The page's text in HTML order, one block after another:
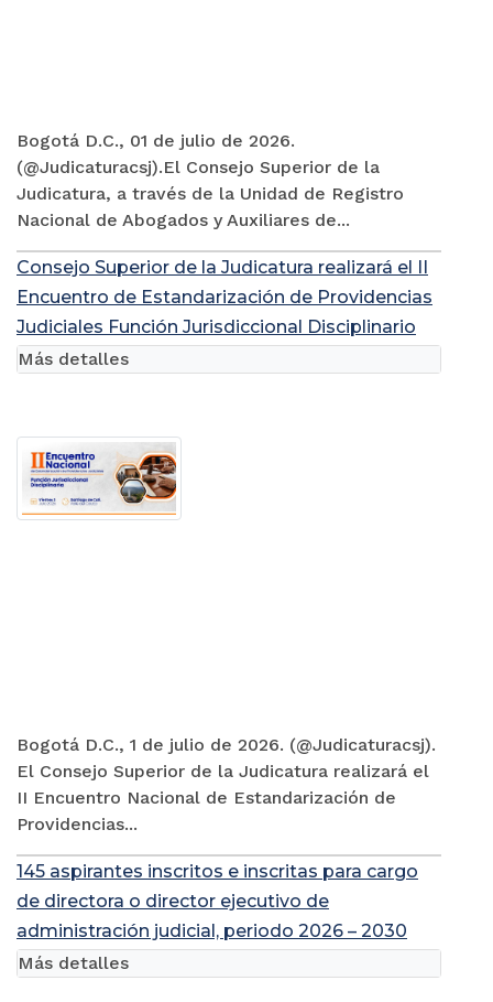
Bogotá D.C., 01 de julio de 2026.
(@Judicaturacsj).El Consejo Superior de la
Judicatura, a través de la Unidad de Registro
Nacional de Abogados y Auxiliares de...
Consejo Superior de la Judicatura realizará el II
Encuentro de Estandarización de Providencias
Judiciales Función Jurisdiccional Disciplinario
Bogotá D.C., 1 de julio de 2026. (@Judicaturacsj).
El Consejo Superior de la Judicatura realizará el
II Encuentro Nacional de Estandarización de
Providencias...
Más detalles
145 aspirantes inscritos e inscritas para cargo
de directora o director ejecutivo de
administración judicial, periodo 2026 – 2030
Más detalles